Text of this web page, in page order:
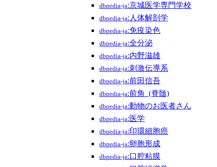
dbpedia-ja:京城医学専門学校
dbpedia-ja:人体解剖学
dbpedia-ja:免疫染色
dbpedia-ja:全分泌
dbpedia-ja:内野滋雄
dbpedia-ja:刺激伝導系
dbpedia-ja:前田信吾
dbpedia-ja:前角_(脊髄)
dbpedia-ja:動物のお医者さん
dbpedia-ja:医学
dbpedia-ja:印環細胞癌
dbpedia-ja:卵胞形成
dbpedia-ja:口腔粘膜